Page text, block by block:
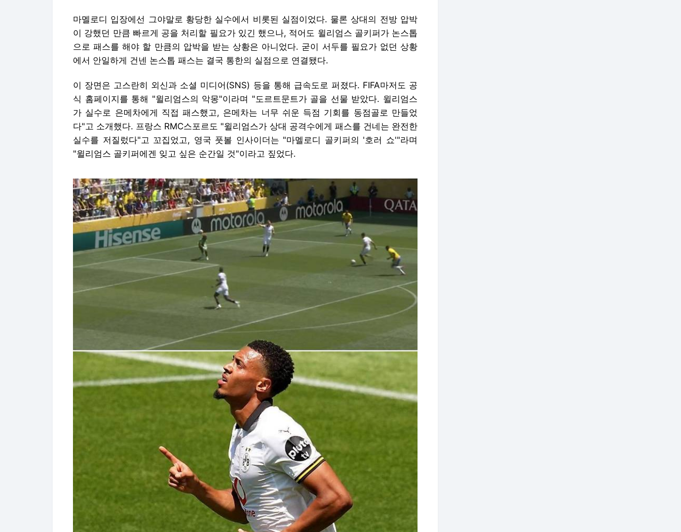
마멜로디 입장에선 그야말로 황당한 실수에서 비롯된 실점이었다. 물론 상대의 전방 압박
이 강했던 만큼 빠르게 공을 처리할 필요가 있긴 했으나, 적어도 윌리엄스 골키퍼가 논스톱
으로 패스를 해야 할 만큼의 압박을 받는 상황은 아니었다. 굳이 서두를 필요가 없던 상황
에서 안일하게 건넨 논스톱 패스는 결국 통한의 실점으로 연결됐다.
이 장면은 고스란히 외신과 소셜 미디어(SNS) 등을 통해 급속도로 퍼졌다. FIFA마저도 공
식 홈페이지를 통해 "윌리엄스의 악몽"이라며 "도르트문트가 골을 선물 받았다. 윌리엄스
가 실수로 은메차에게 직접 패스했고, 은메차는 너무 쉬운 득점 기회를 동점골로 만들었
다"고 소개했다. 프랑스 RMC스포르도 "윌리엄스가 상대 공격수에게 패스를 건네는 완전한
실수를 저질렀다"고 꼬집었고, 영국 풋볼 인사이더는 "마멜로디 골키퍼의 '호러 쇼'"라며
"윌리엄스 골키퍼에겐 잊고 싶은 순간일 것"이라고 짚었다.